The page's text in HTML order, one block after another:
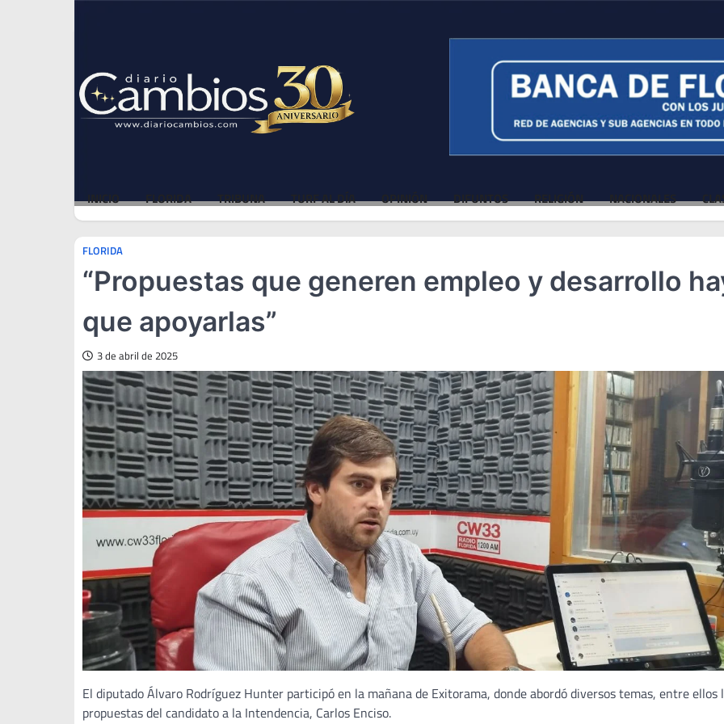
INICIO FLORIDA TRIBUNA TURF AL DÍA OPINIÓN DIFUNTOS RELIGIÓN NACIONALES
FLORIDA
“Propuestas que generen empleo y desarrollo
que apoyarlas”
3 de abril de 2025
El diputado Álvaro Rodríguez Hunter participó en la mañana de Exitorama, donde abordó diversos temas, entre ellos
propuestas del candidato a la Intendencia, Carlos Enciso.